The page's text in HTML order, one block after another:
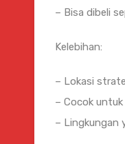
– Bisa dibeli
Kelebihan:
– Lokasi
– Cocok
– Lingkungan